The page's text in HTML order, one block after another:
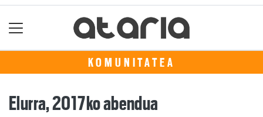
KOMUNITATEA
Elurra, 2017ko abendua